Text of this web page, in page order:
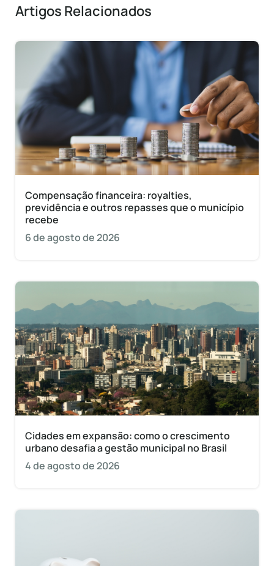
Artigos Relacionados
Compensação financeira: royalties,
previdência e outros repasses que o município
recebe
6 de agosto de 2026
Cidades em expansão: como o crescimento
urbano desafia a gestão municipal no Brasil
4 de agosto de 2026